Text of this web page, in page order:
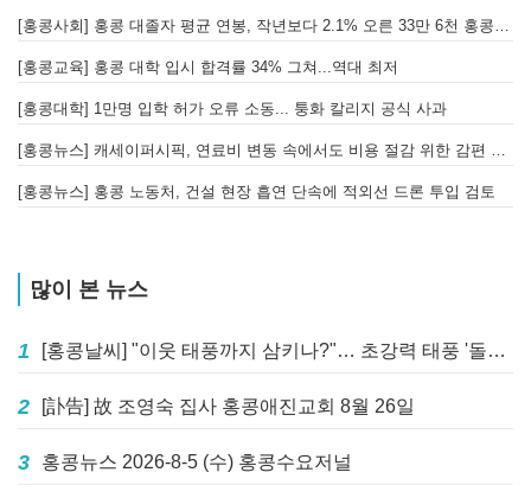
[홍콩사회] 홍콩 대졸자 평균 연봉, 작년보다 2.1% 오른 33만 6천 홍콩달러 기록
[홍콩교육] 홍콩 대학 입시 합격률 34% 그쳐...역대 최저
[홍콩대학] 1만명 입학 허가 오류 소동... 퉁화 칼리지 공식 사과
[홍콩뉴스] 캐세이퍼시픽, 연료비 변동 속에서도 비용 절감 위한 감편 계획 없어
[홍콩뉴스] 홍콩 노동처, 건설 현장 흡연 단속에 적외선 드론 투입 검토
많이 본 뉴스
1 [홍콩날씨] "이웃 태풍까지 삼키나?"… 초강력 태풍 '돌핀' 세력 재확장
2 [訃告] 故 조영숙 집사 홍콩애진교회 8월 26일
3 홍콩뉴스 2026-8-5 (수) 홍콩수요저널